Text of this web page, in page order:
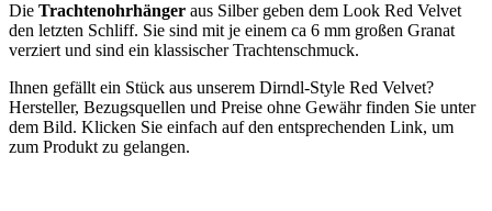
Die Trachtenohrhänger aus Silber geben dem Look Red Velvet
den letzten Schliff. Sie sind mit je einem ca 6 mm großen Granat
verziert und sind ein klassischer Trachtenschmuck.
Ihnen gefällt ein Stück aus unserem Dirndl-Style Red Velvet?
Hersteller, Bezugsquellen und Preise ohne Gewähr finden Sie unter
dem Bild. Klicken Sie einfach auf den entsprechenden Link, um
zum Produkt zu gelangen.